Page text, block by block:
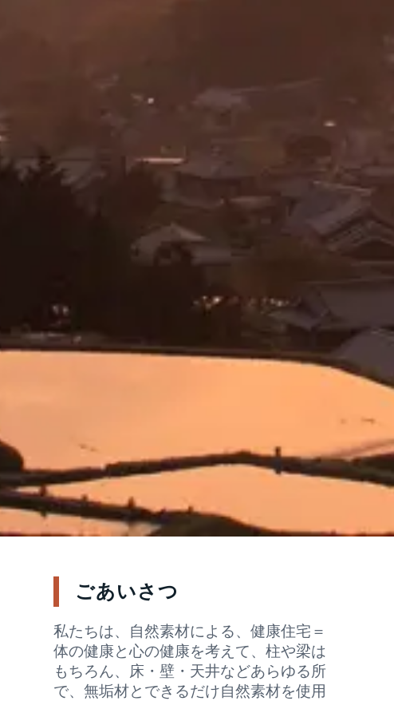
ごあいさつ
私たちは、自然素材による、健康住宅＝
体の健康と心の健康を考えて、柱や梁は
もちろん、床・壁・天井などあらゆる所
で、無垢材とできるだけ自然素材を使用